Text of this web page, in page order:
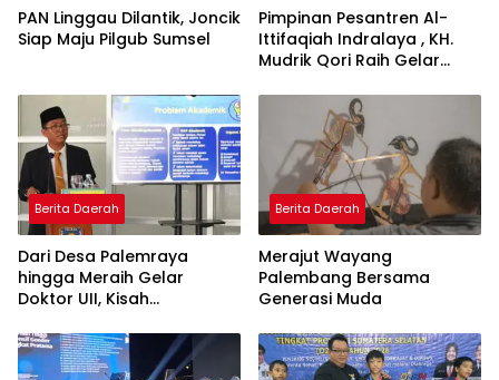
PAN Linggau Dilantik, Joncik
Siap Maju Pilgub Sumsel
Pimpinan Pesantren Al-
Ittifaqiah Indralaya , KH.
Mudrik Qori Raih Gelar
Model Pembelajaran
Nagham Al-Qur’an di UMM
Berita Daerah
Dari Desa Palemraya
hingga Meraih Gelar
Doktor UII, Kisah
Yogyakarta yang Pernah
Menjadi Driver Taksi Online
Berita Daerah
Merajut Wayang
Palembang Bersama
Generasi Muda